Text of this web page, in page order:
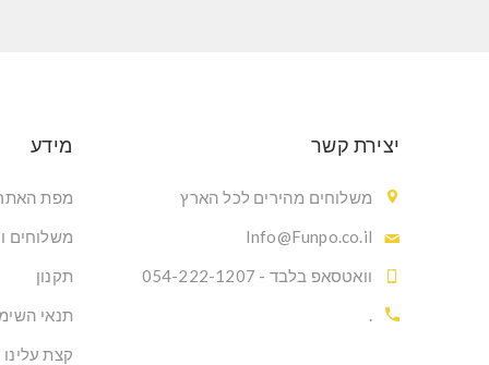
יצירת קשר
משלוחים מהירים לכל הארץ
Info@Funpo.co.il
וואטסאפ בלבד - 054-222-1207
.
מידע
מפת
משלוחים
תקנון
תנאי
קצת עלינו